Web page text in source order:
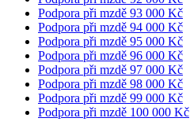
Podpora při mzdě 93 000 Kč
Podpora při mzdě 94 000 Kč
Podpora při mzdě 95 000 Kč
Podpora při mzdě 96 000 Kč
Podpora při mzdě 97 000 Kč
Podpora při mzdě 98 000 Kč
Podpora při mzdě 99 000 Kč
Podpora při mzdě 100 000 Kč